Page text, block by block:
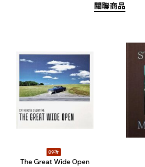
關聯商品
89折
The Great Wide Open